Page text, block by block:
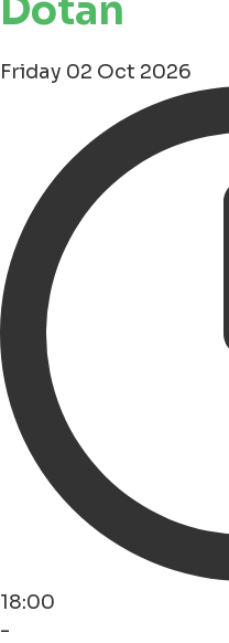
Dotan
Friday 02 Oct 2026
18:00
-